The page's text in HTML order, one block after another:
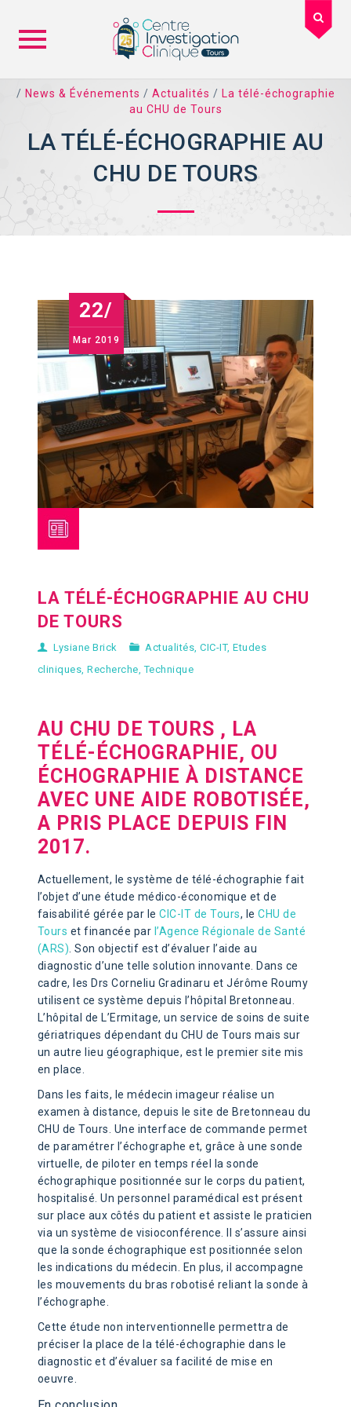
Skip
/ News & Événements / Actualités / La télé-échographie
au CHU de Tours
LA TÉLÉ-ÉCHOGRAPHIE AU
CHU DE TOURS
22/
Mar 2019
LA TÉLÉ-ÉCHOGRAPHIE AU CHU
DE TOURS
Lysiane Brick Actualités ,CIC-IT,Etudes
cliniques ,Recherche ,Technique
AU CHU DE TOURS , LA
TÉLÉ-ÉCHOGRAPHIE, OU
ÉCHOGRAPHIE À DISTANCE
AVEC UNE AIDE ROBOTISÉE,
A PRIS PLACE DEPUIS FIN
2017.
Actuellement, le système de télé-échographie fait
l’objet d’une étude médico-économique et de
faisabilité gérée par leCIC-IT de Tours, leCHU de
Tours et financée par l’Agence Régionale de Santé
(ARS) . Son objectif est d’évaluer l’aide au
diagnostic d’une telle solution innovante. Dans ce
cadre, les Drs Corneliu Gradinaru et Jérôme Roumy
utilisent ce système depuis l’hôpital Bretonneau.
L’hôpital de L’Ermitage, un service de soins de suite
gériatriques dépendant du CHU de Tours mais sur
un autre lieu géographique, est le premier site mis
en place.
Dans les faits, le médecin imageur réalise un
examen à distance, depuis le site de Bretonneau du
CHU de Tours. Une interface de commande permet
de paramétrer l’échographe et, grâce à une sonde
virtuelle, de piloter en temps réel la sonde
échographique positionnée sur le corps du patient,
hospitalisé. Un personnel paramédical est présent
sur place aux côtés du patient et assiste le praticien
via un système de visioconférence. Il s’assure ainsi
que la sonde échographique est positionnée selon
les indications du médecin. En plus, il accompagne
les mouvements du bras robotisé reliant la sonde à
l’échographe.
Cette étude non interventionnelle permettra de
préciser la place de la télé-échographie dans le
diagnostic et d’évaluer sa facilité de mise en
oeuvre.